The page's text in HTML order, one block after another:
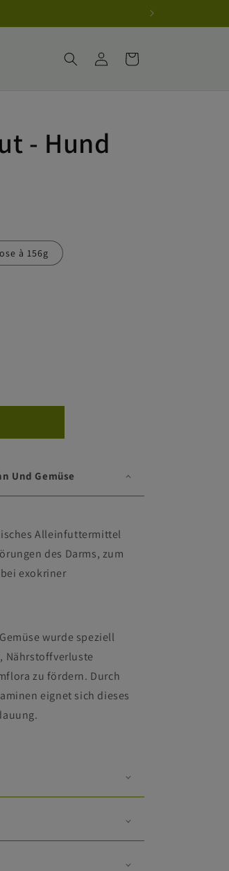
EinloggenWarenkorb
- Hund
à 156g
Und Gemüse
Alleinfuttermittel
des Darms, zum
exokriner
wurde speziell
Nährstoffverluste
zu fördern. Durch
eignet sich dieses